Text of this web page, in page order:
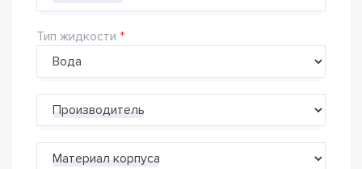
Тип жидкости
Производитель
Материал корпуса